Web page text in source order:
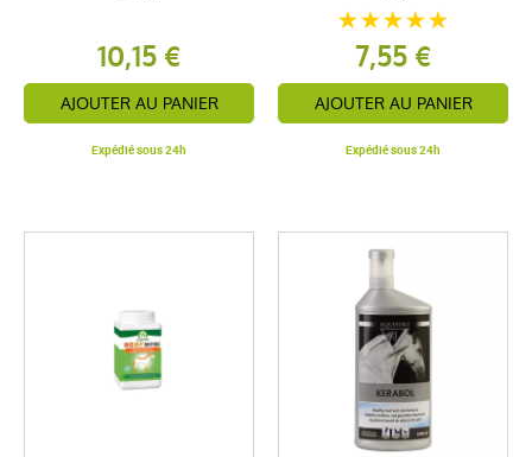
10,15 €
AJOUTER AU PANIER
Expédié sous 24h
7,55 €
AJOUTER AU PANIER
Expédié sous 24h